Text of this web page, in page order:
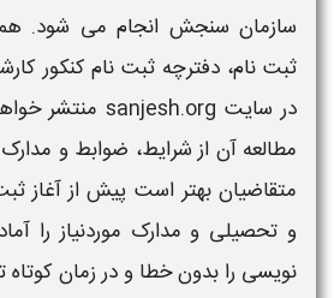
سازمان سنجش انجام می‌ شود. هم‌
ثبت‌ نام، دفترچه ثبت نام کنکور
در سایت sanjesh.orgمنتشر
مطالعه آن از شرایط، ضوابط و
متقاضیان بهتر است پیش از آغاز
و تحصیلی و مدارک موردنیاز را
نویسی را بدون خطا و در زمان کوتاه‌